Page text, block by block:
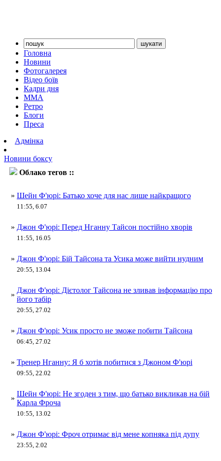
Головна
Новини
Фотогалерея
Відео боїв
Кадри дня
ММА
Ретро
Блоги
Преса
Адмінка
Новини боксу
Облако тегов ::
» Шейн Ф'юрі: Батько хоче для нас лише найкращого
11:55, 6.07
» Джон Ф'юрі: Перед Нганну Тайсон постійно хворів
11:55, 16.05
» Джон Ф'юрі: Бій Тайсона та Усика може вийти нудним
20:55, 13.04
»
Джон Ф'юрі: Дієтолог Тайсона не зливав інформацію про
його табір
20:55, 27.02
» Джон Ф'юрі: Усик просто не зможе побити Тайсона
06:45, 27.02
» Тренер Нганну: Я б хотів побитися з Джоном Ф'юрі
09:55, 22.02
»
Шейн Ф'юрі: Не згоден з тим, що батько викликав на бій
Карла Фроча
10:55, 13.02
» Джон Ф'юрі: Фроч отримає від мене копняка під дупу
23:55, 2.02